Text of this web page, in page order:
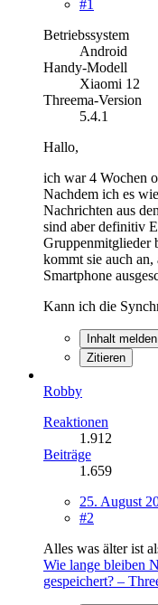
#1
Betriebssystem
Android
Handy-Modell
Xiaomi 12
Threema-Version
5.4.1
Hallo,
ich war 4 Wochen
Nachdem ich es
Nachrichten aus
sind aber definitiv
Gruppenmitglieder
kommt sie auch an,
Smartphone
Kann ich die
Inhalt melden
Zitieren
Robby
Reaktionen
1.912
Beiträge
1.659
25. August
#2
Alles was älter ist
Wie lange bleiben
gespeichert? –